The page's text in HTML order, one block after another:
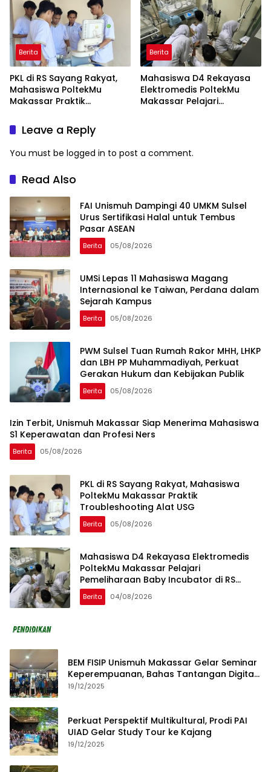
Berita
PKL di RS Sayang Rakyat,
Mahasiswa PoltekMu
Makassar Praktik
Berita
Mahasiswa D4 Rekayasa
Elektromedis PoltekMu
Makassar Pelajari
Leave a Reply
You must be logged in to post a comment.
Read Also
FAI Unismuh Dampingi 40 UMKM Sulsel
Urus Sertifikasi Halal untuk Tembus
Pasar ASEAN
Berita 05/08/2026
UMSi Lepas 11 Mahasiswa Magang
Internasional ke Taiwan, Perdana dalam
Sejarah Kampus
Berita 05/08/2026
PWM Sulsel Tuan Rumah Rakor MHH, LHKP
dan LBH PP Muhammadiyah, Perkuat
Gerakan Hukum dan Kebijakan Publik
Berita 05/08/2026
Izin Terbit, Unismuh Makassar Siap Menerima Mahasiswa
S1 Keperawatan dan Profesi Ners
Berita 05/08/2026
PKL di RS Sayang Rakyat, Mahasiswa
PoltekMu Makassar Praktik
Troubleshooting Alat USG
Berita 05/08/2026
Mahasiswa D4 Rekayasa Elektromedis
PoltekMu Makassar Pelajari
Pemeliharaan Baby Incubator di RS
Unhas
Berita 04/08/2026
BEM FISIP Unismuh Makassar Gelar Seminar
Keperempuanan, Bahas Tantangan Digital
dan Budaya Lokal
19/12/2025
Perkuat Perspektif Multikultural, Prodi PAI
UIAD Gelar Study Tour ke Kajang
19/12/2025